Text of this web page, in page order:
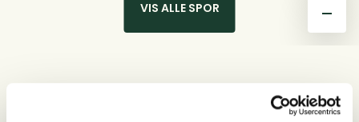
–
VIS ALLE SPOR